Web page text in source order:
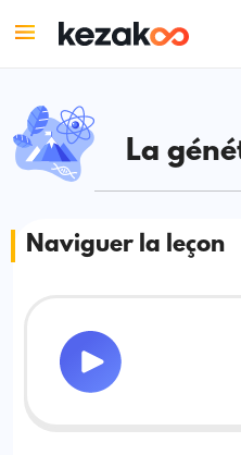
La
Naviguer la leçon